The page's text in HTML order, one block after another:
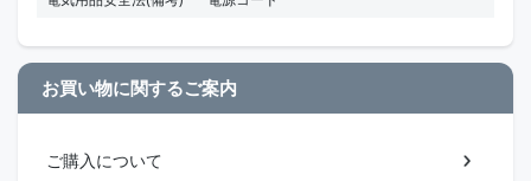
お買い物に関するご案内
ご購入について